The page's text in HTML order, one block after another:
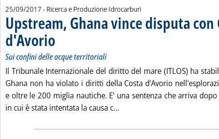
25/09/2017 - Ricerca e Produzione Idrocarburi
Upstream, Ghana vince disputa con
d'Avorio
. Sottotitolo: Sui confini delle acque territoriali
. Pubblicata lunedì 25 settembre 2017 alle 11.25.
Sui confini delle acque territoriali
Il Tribunale Internazionale del diritto del mare (ITLOS) ha
Ghana non ha violato i diritti della Costa d'Avorio
e oltre le 200 miglia nautiche. E' una sentenza che arriva
in cui è stata intentata la causa c...